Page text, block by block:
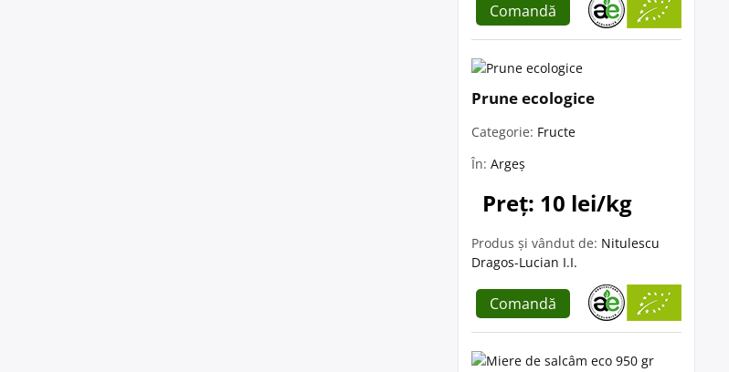
Comandă
Prune ecologice
Categorie: Fructe
În: Argeș
Preț: 10 lei/kg
Produs și vândut de: Nitulescu
Dragos-Lucian I.I.
Comandă